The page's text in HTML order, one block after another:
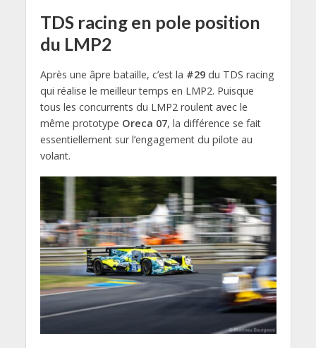
TDS racing en pole position
du LMP2
Après une âpre bataille, c’est la #29du TDS racing
qui réalise le meilleur temps en LMP2. Puisque
tous les concurrents du LMP2 roulent avec le
même prototype Oreca 07, la différence se fait
essentiellement sur l’engagement du pilote au
volant.